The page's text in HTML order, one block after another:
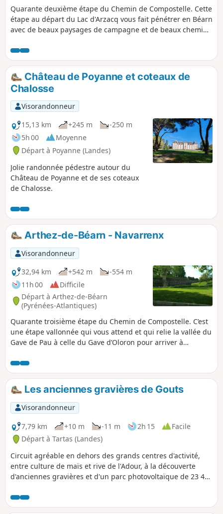
Quarante deuxième étape du Chemin de Compostelle. Cette
étape au départ du Lac d'Arzacq vous fait pénétrer en Béarn
avec de beaux paysages de campagne et de beaux chemins
Château de Poyanne et coteaux de
Chalosse
Visorandonneur
15,13 km
+245 m
-250 m
5h 00
Moyenne
Départ à Poyanne (Landes)
Jolie randonnée pédestre autour du
Château de Poyanne et de ses coteaux
de Chalosse.
Arthez-de-Béarn - Navarrenx
Visorandonneur
32,94 km
+542 m
-554 m
11h 00
Difficile
Départ à Arthez-de-Béarn
(Pyrénées-Atlantiques)
Quarante troisième étape du Chemin de Compostelle. C’est
une étape vallonnée qui vous attend et qui relie la vallée du
Gave de Pau à celle du Gave d’Oloron pour arriver à
par ses terres arrosées par le Gave d'Oloron, et ses
affluents, le Saleys, le Laus, l'Arroder et le Lucq. Navarrenx
est labellisé "Plus beaux villages de France".
Les anciennes gravières de Gouts
Visorandonneur
7,79 km
+10 m -11 m 2h 15
Facile
Départ à Tartas (Landes)
Circuit agréable en dehors des grands centres d'activité,
entre culture de maïs et rive de l'Adour, à la découverte
d'anciennes gravières et d'un parc photovoltaïque de 23 400
suite à l'abandon des gravières.